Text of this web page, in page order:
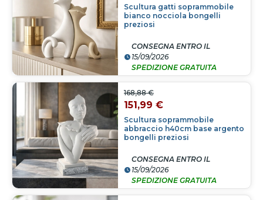
Scultura gatti soprammobile
bianco nocciola bongelli
preziosi
CONSEGNA ENTRO IL
15/09/2026
SPEDIZIONE GRATUITA
Scultura soprammobile
abbraccio h40cm base argento
bongelli preziosi
168,88 €
151,99 €
CONSEGNA ENTRO IL
15/09/2026
SPEDIZIONE GRATUITA